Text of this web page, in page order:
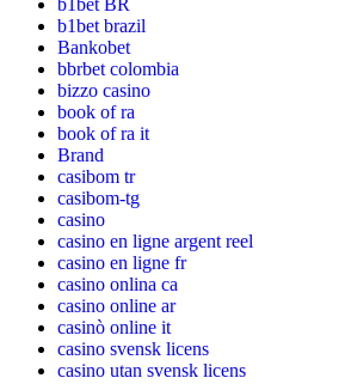
b1bet brazil
Bankobet
bbrbet colombia
bizzo casino
book of ra
book of ra it
Brand
casibom tr
casibom-tg
casino
casino en ligne argent reel
casino en ligne fr
casino onlina ca
casino online ar
casinò online it
casino svensk licens
casino utan svensk licens